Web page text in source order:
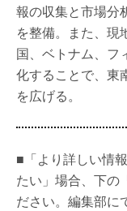
報の収集と市場分
を整備。また、現
国、ベトナム、フ
化することで、東
を広げる。
■「より詳しい情
たい」場合、下の
ださい。編集部に